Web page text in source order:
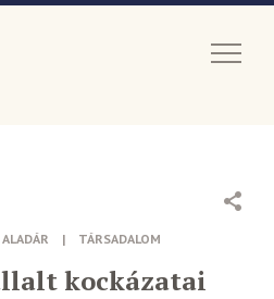
| TÁRSADALOM
kockázatai